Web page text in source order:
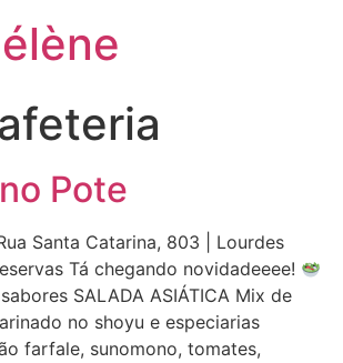
Pote
Santa Catarina, 803 | Lourdes
Tá chegando novidadeeee!
SALADA ASIÁTICA Mix de
no shoyu e especiarias
farfale, sunomono, tomates,